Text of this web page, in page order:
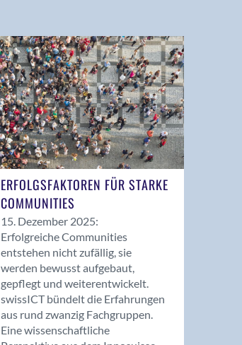
ERFOLGSFAKTOREN FÜR STARKE
COMMUNITIES
15. Dezember 2025:
Erfolgreiche Communities
entstehen nicht zufällig, sie
werden bewusst aufgebaut,
gepflegt und weiterentwickelt.
swissICT bündelt die Erfahrungen
aus rund zwanzig Fachgruppen.
Eine wissenschaftliche